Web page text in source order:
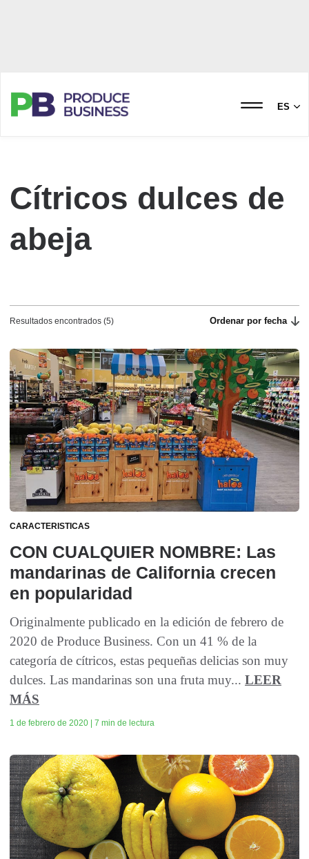
ES
Cítricos dulces de
abeja
Resultados encontrados (5) Ordenar por fecha
CARACTERISTICAS
CON CUALQUIER NOMBRE: Las
mandarinas de California crecen
en popularidad
Originalmente publicado en la edición de febrero de
2020 de Produce Business. Con un 41 % de la
categoría de cítricos, estas pequeñas delicias son muy
dulces. Las mandarinas son una fruta muy... LEER
MÁS
1 de febrero de 2020 | 7 min de lectura